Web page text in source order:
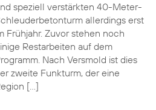
speziell verstärkten 40-Meter-
allerdings erst
Frühjahr. Zuvor stehen noch
Restarbeiten auf dem
Nach Versmold ist dies
zweite Funkturm, der eine
[…]